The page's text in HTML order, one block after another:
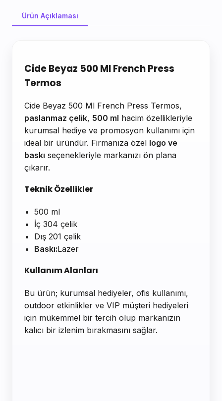
Ürün Açıklaması
Cide Beyaz 500 Ml French Press
Termos
Cide Beyaz 500 Ml French Press Termos,
paslanmaz çelik, 500 ml hacim özellikleriyle
kurumsal hediye ve promosyon kullanımı için
ideal bir üründür. Firmanıza özel logo ve
baskı seçenekleriyle markanızı ön plana
çıkarır.
Teknik Özellikler
500 ml
İç 304 çelik
Dış 201 çelik
Baskı:Lazer
Kullanım Alanları
Bu ürün; kurumsal hediyeler, ofis kullanımı,
outdoor etkinlikler ve VIP müşteri hediyeleri
için mükemmel bir tercih olup markanızın
kalıcı bir izlenim bırakmasını sağlar.